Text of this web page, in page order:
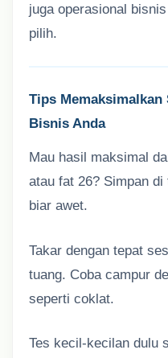
juga operasional
pilih.
Tips
Bisnis Anda
Mau hasil maksimal
atau fat 26? Simpan
biar awet.
Takar dengan tepat
tuang. Coba campur
seperti coklat.
Tes kecil-kecilan dulu